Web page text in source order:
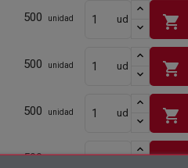
500 unidad ud shopping_cart
500 unidad ud shopping_cart
500 unidad ud shopping_cart
500